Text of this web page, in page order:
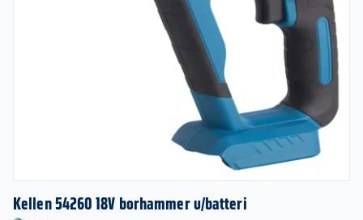
Kellen 54260 18V borhammer u/batteri